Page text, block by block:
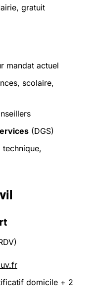
gratuit
mandat actuel
scolaire,
(DGS)
technique,
domicile + 2